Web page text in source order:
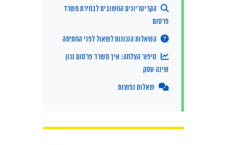
הקריטריונים החשובים לבחירת משרד
פרסום
השאלות הנכונות לשאול לפני החתימה
סיפור הצלחה: איך משרד פרסום נכון
שינה עסק
שאלות נפוצות